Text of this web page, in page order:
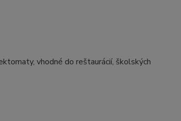
vhodné do reštaurácií, školských